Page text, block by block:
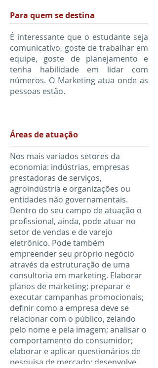
Para quem se destina
É interessante que o estudante seja
comunicativo, goste de trabalhar em
equipe, goste de planejamento e
tenha habilidade em lidar com
números. O Marketing atua onde as
pessoas estão.
Áreas de atuação
Nos mais variados setores da
economia: indústrias, empresas
prestadoras de serviços,
agroindústria e organizações ou
entidades não governamentais.
Dentro do seu campo de atuação o
profissional, ainda, pode atuar no
setor de vendas e de varejo
eletrônico. Pode também
empreender seu próprio negócio
através da estruturação de uma
consultoria em marketing. Elaborar
planos de marketing; preparar e
executar campanhas promocionais;
definir como a empresa deve se
relacionar com o público, zelando
pelo nome e pela imagem; analisar o
comportamento do consumidor;
elaborar e aplicar questionários de
pesquisa de mercado; desenvolve